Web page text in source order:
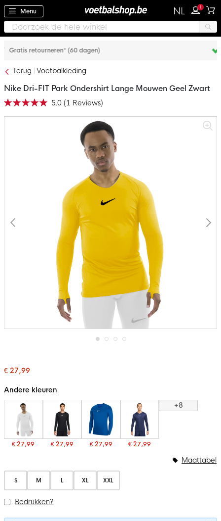
Menu NL 1
Achteraf betalen met Klarna
Terug Voetbalkleding
begin
de
gallerij
Nike Dri-FIT Park Ondershirt Lange Mouwen Geel Zwart
Waardering: 5.0 (1 Reviews)
€ 27,99
Andere kleuren
€ 27,99 € 27,99 € 27,99 € 27,99
+8
S M L XL XXL
Maattabel
Bedrukken?